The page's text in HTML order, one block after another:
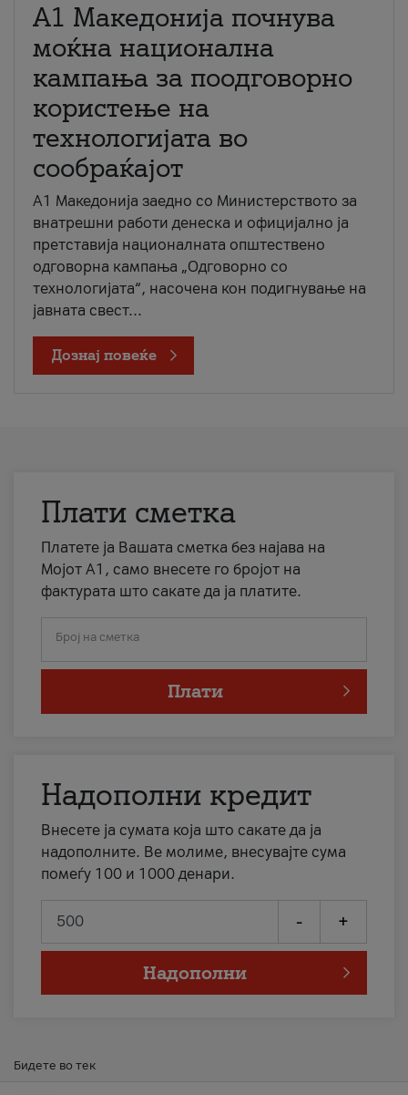
A1 Македонија почнува
моќна национална
кампања за поодговорно
користење на
технологијата во
сообраќајот
A1 Македонија заедно со Министерството за
внатрешни работи денеска и официјално ја
претставија националната општествено
одговорна кампања „Одговорно со
технологијата“, насочена кон подигнување на
јавната свест...
Дознај повеќе
Плати сметка
Платете ја Вашата сметка без најава на
Мојот А1, само внесете го бројот на
фактурата што сакате да ја платите.
Број на сметка
Плати
Надополни кредит
Внесете ја сумата која што сакате да ја
надополните. Ве молиме, внесувајте сума
помеѓу 100 и 1000 денари.
- +
Надополни
Бидете во тек